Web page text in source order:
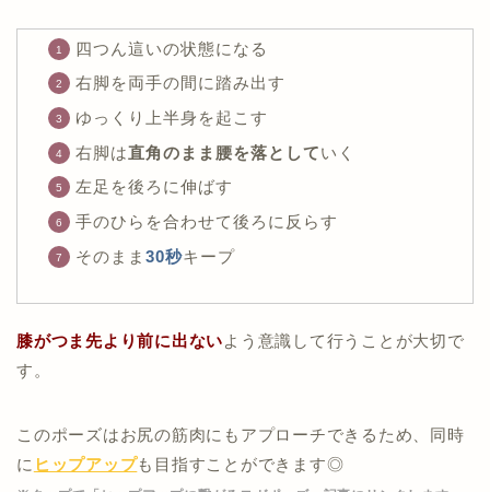
四つん這いの状態になる
右脚を両手の間に踏み出す
ゆっくり上半身を起こす
右脚は直角のまま腰を落としていく
左足を後ろに伸ばす
手のひらを合わせて後ろに反らす
そのまま 30秒キープ
膝がつま先より前に出ないよう意識して行うことが大切で
す。
このポーズはお尻の筋肉にもアプローチできるため、同時
に ヒップアップも目指すことができます◎